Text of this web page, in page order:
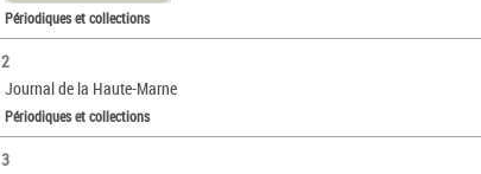
Périodiques et collections
2
Journal de la Haute-Marne
Périodiques et collections
3